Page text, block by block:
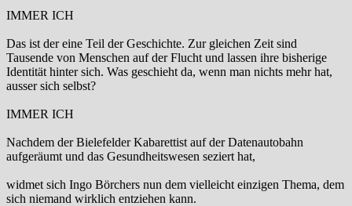
IMMER ICH
Das ist der eine Teil der Geschichte. Zur gleichen Zeit sind
Tausende von Menschen auf der Flucht und lassen ihre bisherige
Identität hinter sich. Was geschieht da, wenn man nichts mehr hat,
ausser sich selbst?
IMMER ICH
Nachdem der Bielefelder Kabarettist auf der Datenautobahn
aufgeräumt und das Gesundheitswesen seziert hat,
widmet sich Ingo Börchers nun dem vielleicht einzigen Thema, dem
sich niemand wirklich entziehen kann.